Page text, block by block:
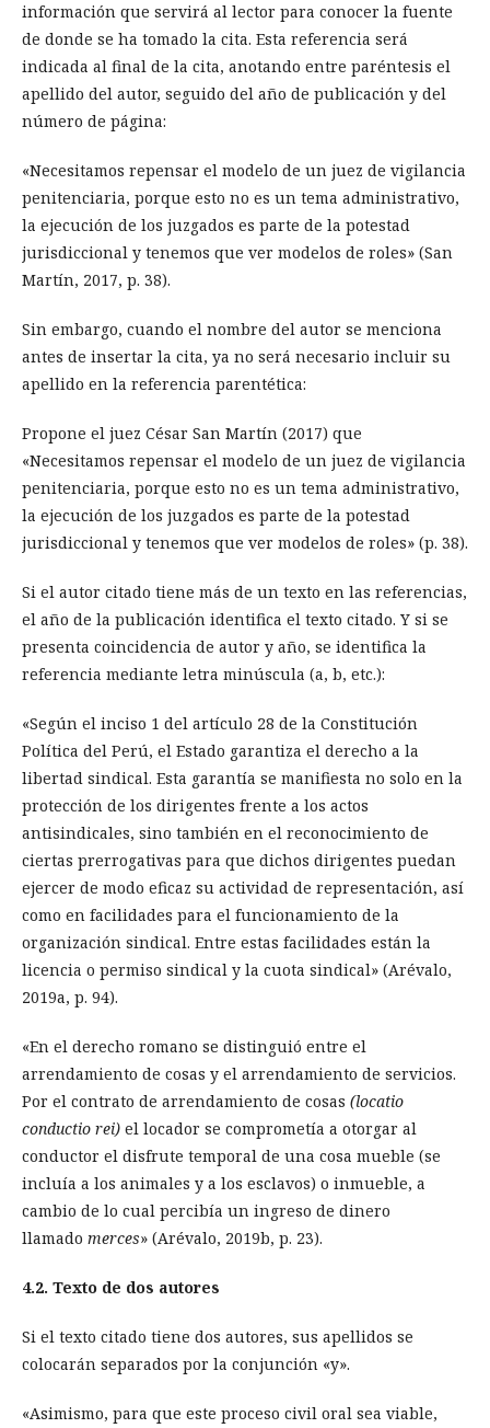
información que servirá al lector para conocer la fuente
de donde se ha tomado la cita. Esta referencia será
indicada al final de la cita, anotando entre paréntesis el
apellido del autor, seguido del año de publicación y del
número de página:
«Necesitamos repensar el modelo de un juez de vigilancia
penitenciaria, porque esto no es un tema administrativo,
la ejecución de los juzgados es parte de la potestad
jurisdiccional y tenemos que ver modelos de roles» (San
Martín, 2017, p. 38).
Sin embargo, cuando el nombre del autor se menciona
antes de insertar la cita, ya no será necesario incluir su
apellido en la referencia parentética:
Propone el juez César San Martín (2017) que
«Necesitamos repensar el modelo de un juez de vigilancia
penitenciaria, porque esto no es un tema administrativo,
la ejecución de los juzgados es parte de la potestad
jurisdiccional y tenemos que ver modelos de roles» (p. 38).
Si el autor citado tiene más de un texto en las referencias,
el año de la publicación identifica el texto citado. Y si se
presenta coincidencia de autor y año, se identifica la
referencia mediante letra minúscula (a, b, etc.):
«Según el inciso 1 del artículo 28 de la Constitución
Política del Perú, el Estado garantiza el derecho a la
libertad sindical. Esta garantía se manifiesta no solo en la
protección de los dirigentes frente a los actos
antisindicales, sino también en el reconocimiento de
ciertas prerrogativas para que dichos dirigentes puedan
ejercer de modo eficaz su actividad de representación, así
como en facilidades para el funcionamiento de la
organización sindical. Entre estas facilidades están la
licencia o permiso sindical y la cuota sindical» (Arévalo,
2019a, p. 94).
«En el derecho romano se distinguió entre el
arrendamiento de cosas y el arrendamiento de servicios.
Por el contrato de arrendamiento de cosas (locatio
conductio rei) el locador se comprometía a otorgar al
conductor el disfrute temporal de una cosa mueble (se
incluía a los animales y a los esclavos) o inmueble, a
cambio de lo cual percibía un ingreso de dinero
llamado merces» (Arévalo, 2019b, p. 23).
4.2. Texto de dos autores
Si el texto citado tiene dos autores, sus apellidos se
colocarán separados por la conjunción «y».
«Asimismo, para que este proceso civil oral sea viable,